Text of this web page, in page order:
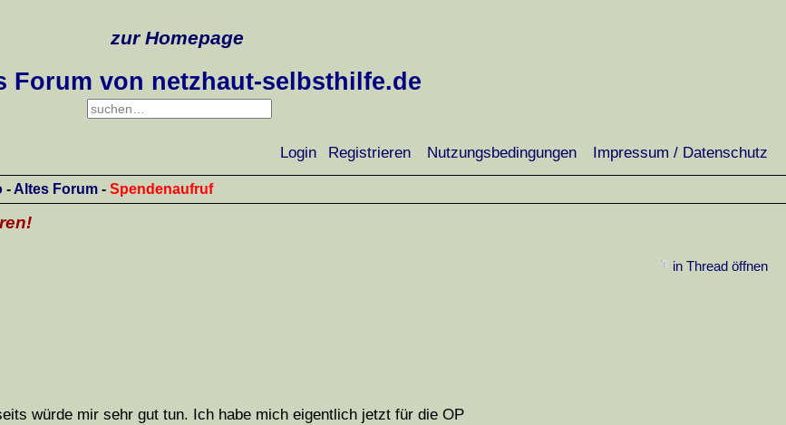
zur Homepage
Forum von netzhaut-selbsthilfe.de
Login Registrieren Nutzungsbedingungen Impressum / Datenschutz
-Altes Forum - Spendenaufruf
in Thread öffnen
würde mir sehr gut tun. Ich habe mich eigentlich jetzt für die OP